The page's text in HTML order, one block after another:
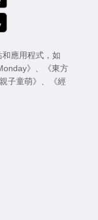
應用程式，如
》
《東方
子童萌》
《經